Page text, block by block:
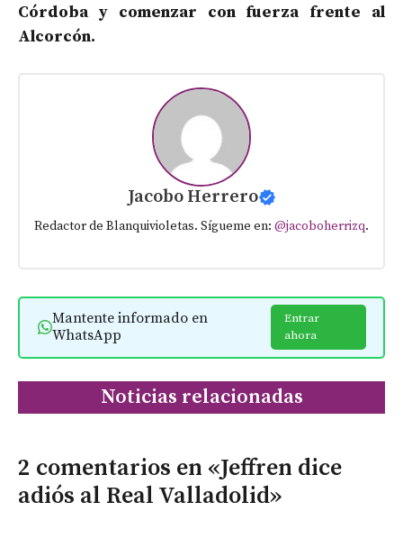
Córdoba y comenzar con fuerza frente al
Alcorcón.
Jacobo Herrero
Redactor de Blanquivioletas. Sígueme en: @jacoboherrizq.
Mantente informado en
WhatsApp
Entrar
ahora
Noticias relacionadas
2 comentarios en «Jeffren dice
adiós al Real Valladolid»